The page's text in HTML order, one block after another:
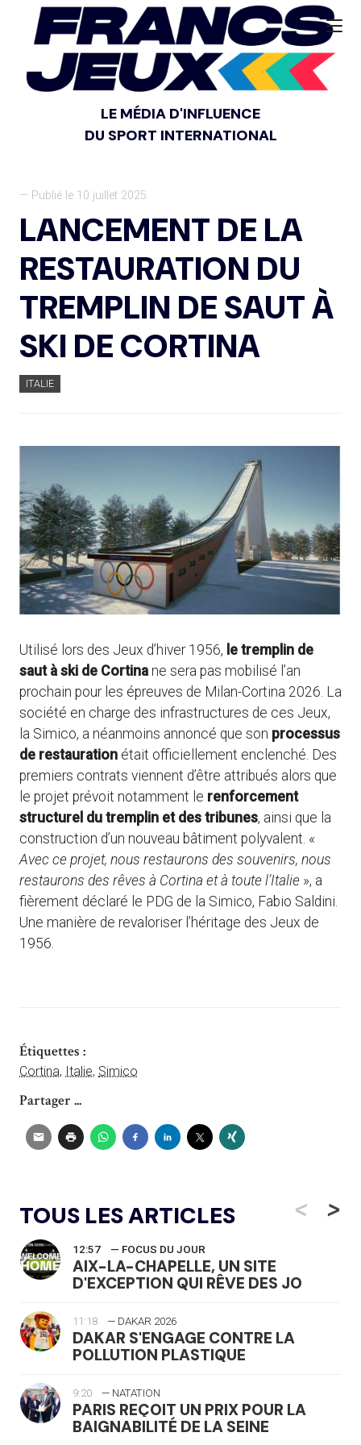
LE MÉDIA D'INFLUENCE
DU SPORT INTERNATIONAL
— Publié le 10 juillet 2025
LANCEMENT DE LA
RESTAURATION DU
TREMPLIN DE SAUT À
SKI DE CORTINA
ITALIE
Utilisé lors des Jeux d’hiver 1956, le tremplin de
saut à ski de Cortina ne sera pas mobilisé l’an
prochain pour les épreuves de Milan-Cortina 2026. La
société en charge des infrastructures de ces Jeux,
la Simico, a néanmoins annoncé que son processus
de restauration était officiellement enclenché. Des
premiers contrats viennent d’être attribués alors que
le projet prévoit notamment le renforcement
structurel du tremplin et des tribunes, ainsi que la
construction d’un nouveau bâtiment polyvalent. «
Avec ce projet, nous restaurons des souvenirs, nous
restaurons des rêves à Cortina et à toute l’Italie », a
fièrement déclaré le PDG de la Simico, Fabio Saldini.
Une manière de revaloriser l’héritage des Jeux de
1956.
Étiquettes :
Cortina, Italie, Simico
Partager ...
TOUS LES ARTICLES <
12:57 — FOCUS DU JOUR
AIX-LA-CHAPELLE, UN SITE
D'EXCEPTION QUI RÊVE DES JO
11:18 — DAKAR 2026
DAKAR S'ENGAGE CONTRE LA
POLLUTION PLASTIQUE
9:20 — NATATION
PARIS REÇOIT UN PRIX POUR LA
BAIGNABILITÉ DE LA SEINE
>